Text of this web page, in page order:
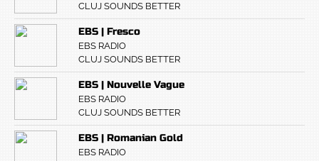
CLUJ SOUNDS BETTER
EBS | Fresco
EBS RADIO
CLUJ SOUNDS BETTER
EBS | Nouvelle Vague
EBS RADIO
CLUJ SOUNDS BETTER
EBS | Romanian Gold
EBS RADIO